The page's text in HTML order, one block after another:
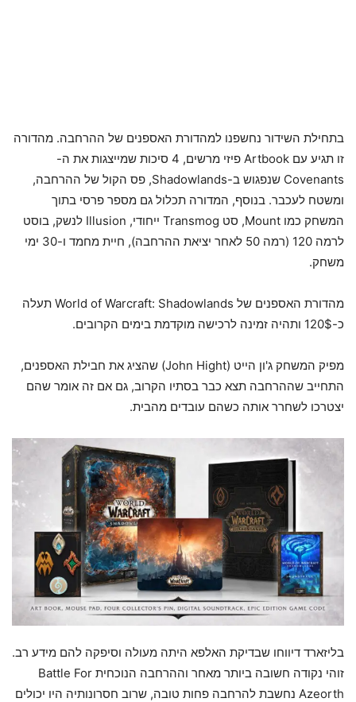
בתחילת השידור נחשפנו למהדורת האספנים של ההרחבה. מהדורה
זו תגיע עם Artbook פיזי מרשים, 4 סיכות שמייצגות את ה-
Covenants שנפגוש ב-Shadowlands, פס הקול של ההרחבה,
ומשטח לעכבר. בנוסף, המדורה תכלול גם מספר פרסי בתוך
המשחק כמו Mount, סט Transmog ייחודי, Illusion לנשק, בוסט
לרמה 120 (רמה 50 לאחר יציאת ההרחבה), חיית מחמד ו-30 ימי
משחק.
מהדורת האספנים של World of Warcraft: Shadowlands תעלה
כ-120$ ותהיה זמינה לרכישה מוקדמת בימים הקרובים.
מפיק המשחק ג'ון הייט (John Hight) שהציג את חבילת האספנים,
התחייב שההרחבה תצא כבר בסתיו הקרוב, גם אם זה אומר שהם
יצטרכו לשחרר אותה כשהם עובדים מהבית.
בליזארד דיווחו שבדיקת האלפא היתה מעולה וסיפקה להם מידע רב.
זוהי נקודה חשובה ביותר מאחר וההרחבה הנוכחית Battle For
Azeorth נחשבת להרחבה פחות טובה, שרוב חסרונותיה היו יכולים